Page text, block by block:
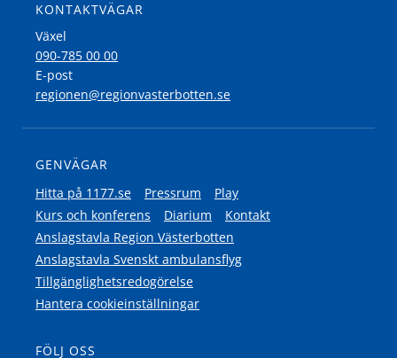
KONTAKTVÄGAR
Växel
090-785 00 00
E-post
regionen@regionvasterbotten.se
GENVÄGAR
Hitta på 1177.se
Pressrum
Play
Kurs och konferens
Diarium
Kontakt
Anslagstavla Region Västerbotten
Anslagstavla Svenskt ambulansflyg
Tillgänglighetsredogörelse
Hantera cookieinställningar
FÖLJ OSS